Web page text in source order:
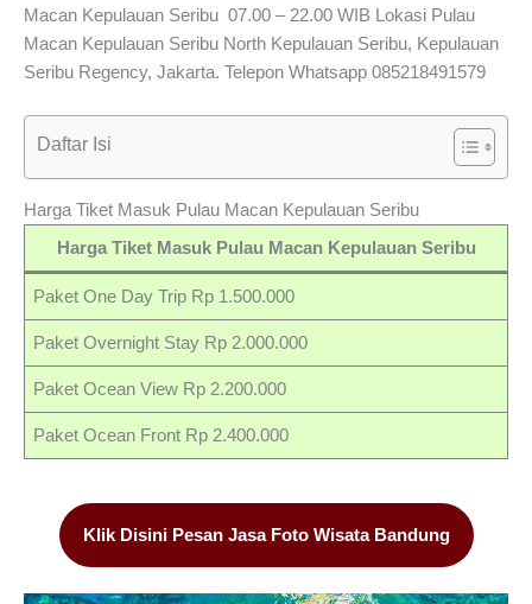
Macan Kepulauan Seribu 07.00 – 22.00 WIB Lokasi Pulau
Macan Kepulauan Seribu North Kepulauan Seribu, Kepulauan
Seribu Regency, Jakarta. Telepon Whatsapp 085218491579
Daftar Isi
Harga Tiket Masuk Pulau Macan Kepulauan Seribu
Harga Tiket Masuk Pulau Macan Kepulauan Seribu
Paket One Day Trip Rp 1.500.000
Paket Overnight Stay Rp 2.000.000
Paket Ocean View Rp 2.200.000
Paket Ocean Front Rp 2.400.000
Klik Disini Pesan Jasa Foto Wisata Bandung